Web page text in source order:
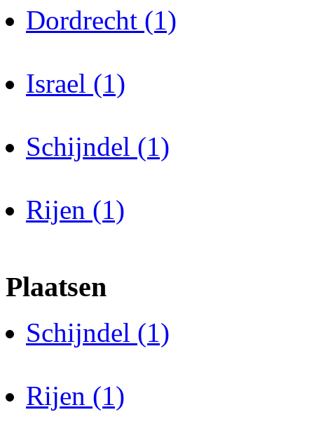
Dordrecht (1)
Israel (1)
Schijndel (1)
Rijen (1)
Plaatsen
Schijndel (1)
Rijen (1)